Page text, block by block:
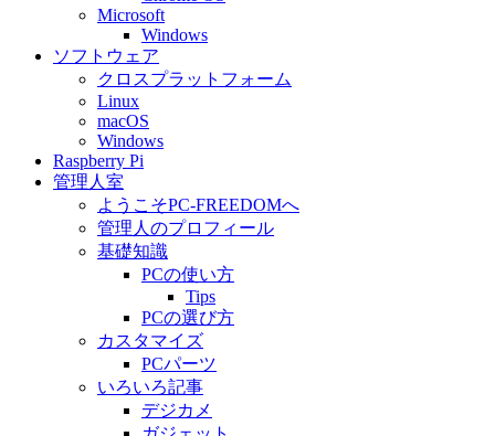
Microsoft
Windows
ソフトウェア
クロスプラットフォーム
Linux
macOS
Windows
Raspberry Pi
管理人室
ようこそPC-FREEDOMへ
管理人のプロフィール
基礎知識
PCの使い方
Tips
PCの選び方
カスタマイズ
PCパーツ
いろいろ記事
デジカメ